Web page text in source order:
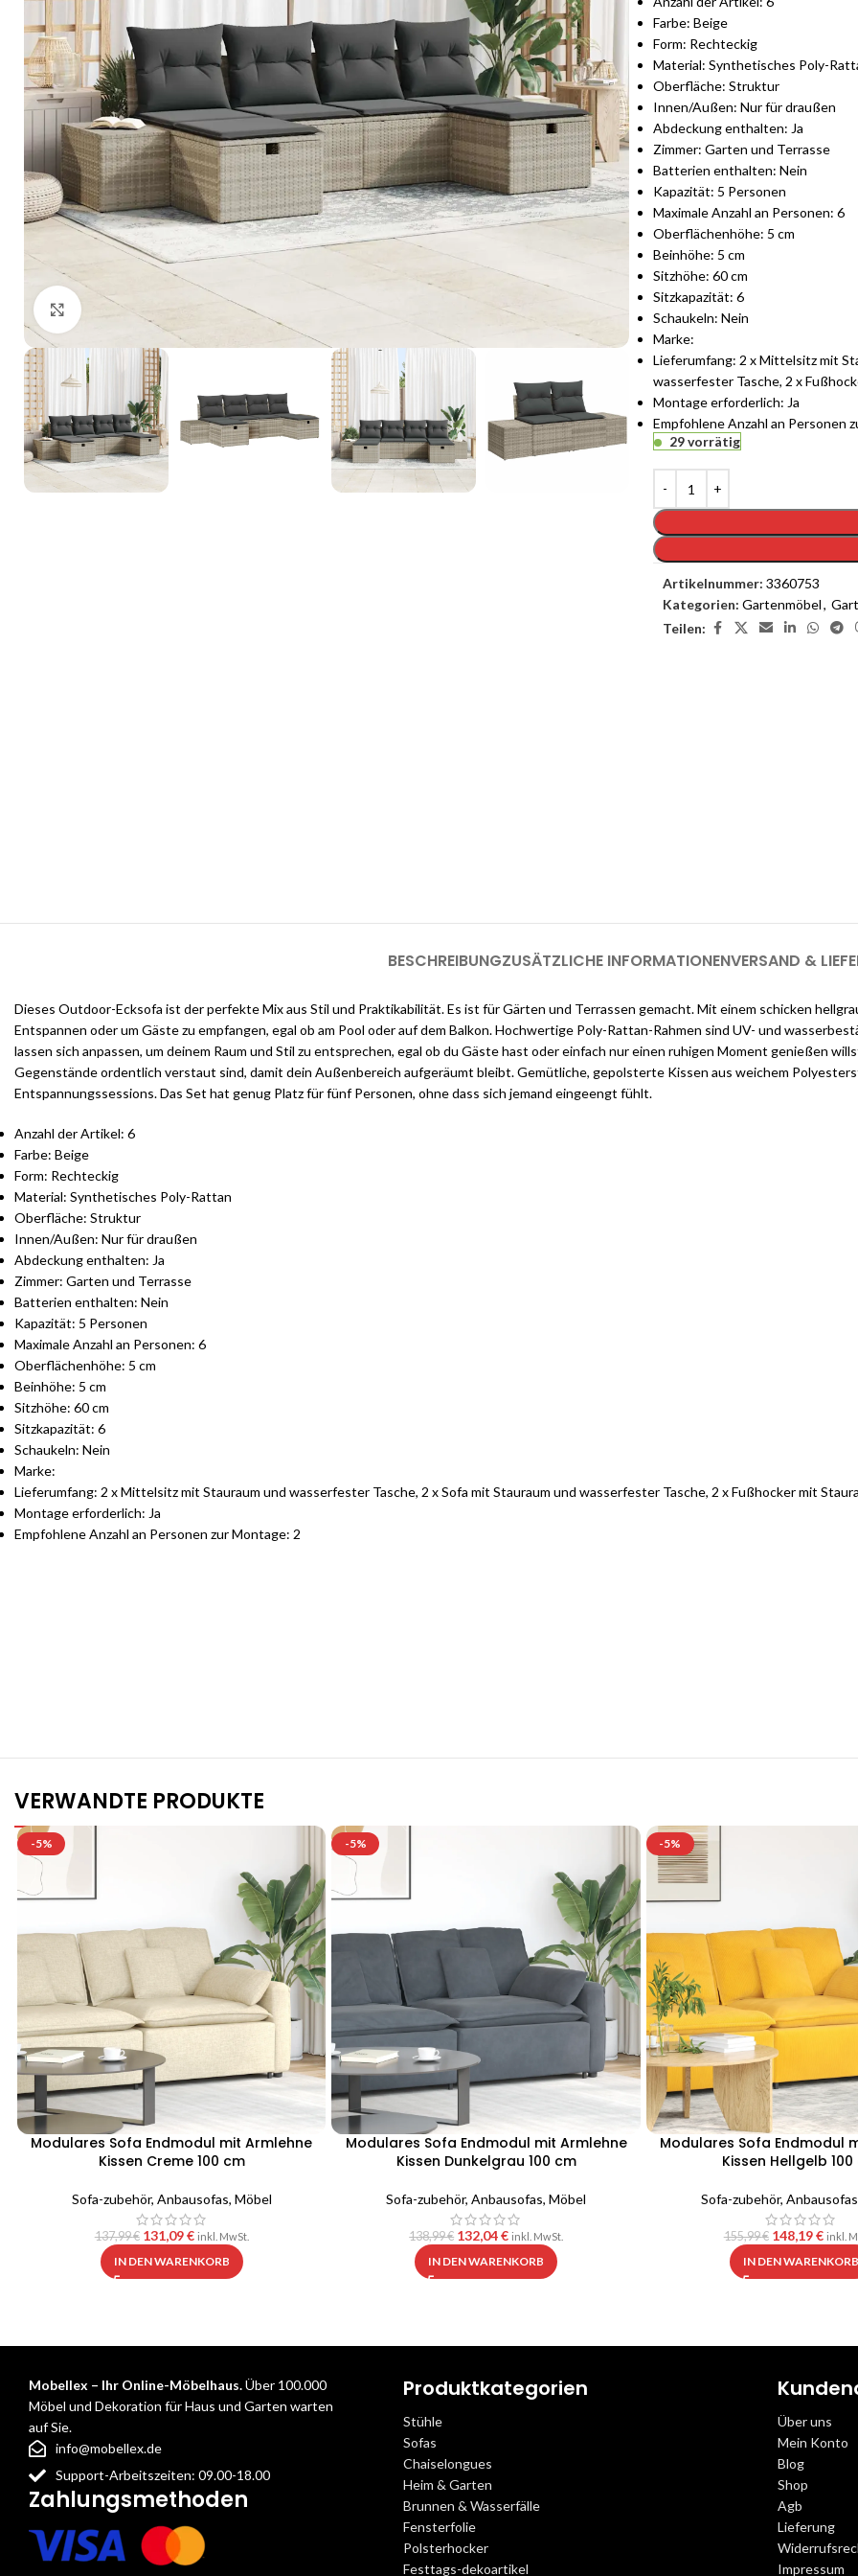
Click to enlarge
Farbe: Beige
Form: Rechteckig
Material: Synthetisches Poly-
Oberfläche: Struktur
Innen/Außen: Nur für draußen
Abdeckung enthalten: Ja
Zimmer: Garten und Terrasse
Batterien enthalten: Nein
Kapazität: 5 Personen
Maximale Anzahl an Personen: 6
Oberflächenhöhe: 5 cm
Beinhöhe: 5 cm
Sitzhöhe: 60 cm
Sitzkapazität: 6
Schaukeln: Nein
Marke:
Lieferumfang: 2 x Mittelsitz mit
wasserfester Tasche, 2 x
Montage erforderlich: Ja
Empfohlene Anzahl an Personen
29 vorrätig
Artikelnummer: 3360753
Kategorien: Gartenmöbel,
Teilen:
BESCHREIBUNGZUSÄTZLICHE INFORMATIONENVERSAND &
Dieses Outdoor-Ecksofa ist der perfekte Mix aus Stil und Praktikabilität. Es ist für Gärten und Terrassen gemacht. Mit einem schicken
Entspannen oder um Gäste zu empfangen, egal ob am Pool oder auf dem Balkon. Hochwertige Poly-Rattan-Rahmen sind UV- und
lassen sich anpassen, um deinem Raum und Stil zu entsprechen, egal ob du Gäste hast oder einfach nur einen ruhigen Moment genießen
Gegenstände ordentlich verstaut sind, damit dein Außenbereich aufgeräumt bleibt. Gemütliche, gepolsterte Kissen aus weichem
Entspannungssessions. Das Set hat genug Platz für fünf Personen, ohne dass sich jemand eingeengt fühlt.
Anzahl der Artikel: 6
Farbe: Beige
Form: Rechteckig
Material: Synthetisches Poly-Rattan
Oberfläche: Struktur
Innen/Außen: Nur für draußen
Abdeckung enthalten: Ja
Zimmer: Garten und Terrasse
Batterien enthalten: Nein
Kapazität: 5 Personen
Maximale Anzahl an Personen: 6
Oberflächenhöhe: 5 cm
Beinhöhe: 5 cm
Sitzhöhe: 60 cm
Sitzkapazität: 6
Schaukeln: Nein
Marke:
Lieferumfang: 2 x Mittelsitz mit Stauraum und wasserfester Tasche, 2 x Sofa mit Stauraum und wasserfester Tasche, 2 x Fußhocker mit
Montage erforderlich: Ja
Empfohlene Anzahl an Personen zur Montage: 2
VERWANDTE PRODUKTE
-5%
Modulares Sofa Endmodul mit Armlehne
Kissen Creme 100 cm
Sofa-zubehör, Anbausofas, Möbel
137,99€ 131,09€ inkl. MwSt.
IN DEN WARENKORB
-5%
Modulares Sofa Endmodul mit Armlehne
Kissen Dunkelgrau 100 cm
Sofa-zubehör,Anbausofas,Möbel
138,99€ 132,04€ inkl. MwSt.
IN DEN WARENKORB
-5%
Modulares Sofa Endmodul
Kissen Hellgelb
Sofa-zubehör, Anbausofas
155,99€ 148,19€ inkl.
IN DEN WARENKORB
Mobellex – Ihr Online-Möbelhaus.Über 100.000
Möbel und Dekoration für Haus und Garten warten
auf Sie.
info@mobellex.de
Support-Arbeitszeiten: 09.00-18.00
Zahlungsmethoden
Produktkategorien
Stühle
Sofas
Chaiselongues
Heim & Garten
Brunnen & Wasserfälle
Fensterfolie
Polsterhocker
Festtags-dekoartikel
Über uns
Mein Konto
Blog
Shop
Agb
Lieferung
Impressum